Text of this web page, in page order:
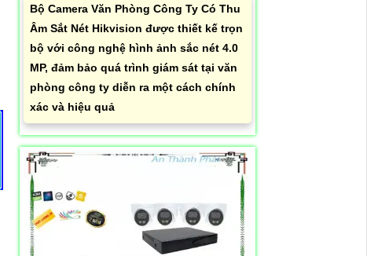
Bộ Camera Văn Phòng Công Ty Có Thu
Âm Sắt Nét Hikvision được thiết kế trọn
bộ với công nghệ hình ảnh sắc nét 4.0
MP, đảm bảo quá trình giám sát tại văn
phòng công ty diễn ra một cách chính
xác và hiệu quả